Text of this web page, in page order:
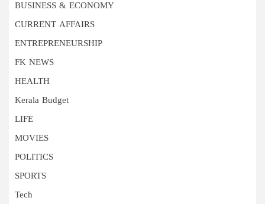
BUSINESS & ECONOMY
CURRENT AFFAIRS
ENTREPRENEURSHIP
FK NEWS
HEALTH
Kerala Budget
LIFE
MOVIES
POLITICS
SPORTS
Tech